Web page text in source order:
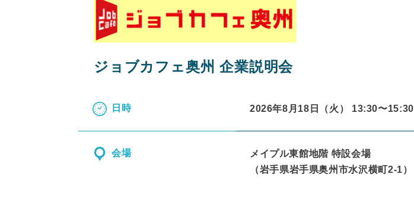
ジョブカフェ奥州 企業説明会
日時 2026年8月18日（火） 13:30〜15:30
会場
メイプル東館地階 特設会場
（岩手県岩手県奥州市水沢横町2-1）